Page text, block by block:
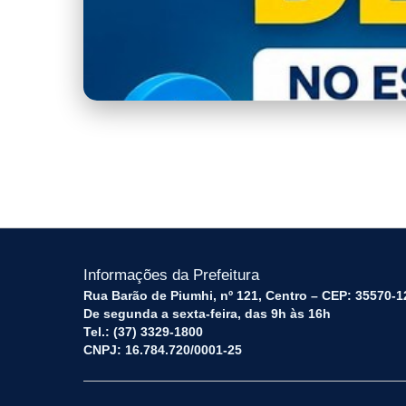
Informações da Prefeitura
Rua Barão de Piumhi, nº 121, Centro – CEP: 35570-
De segunda a sexta-feira, das 9h às 16h
Tel.: (37) 3329-1800
CNPJ: 16.784.720/0001-25